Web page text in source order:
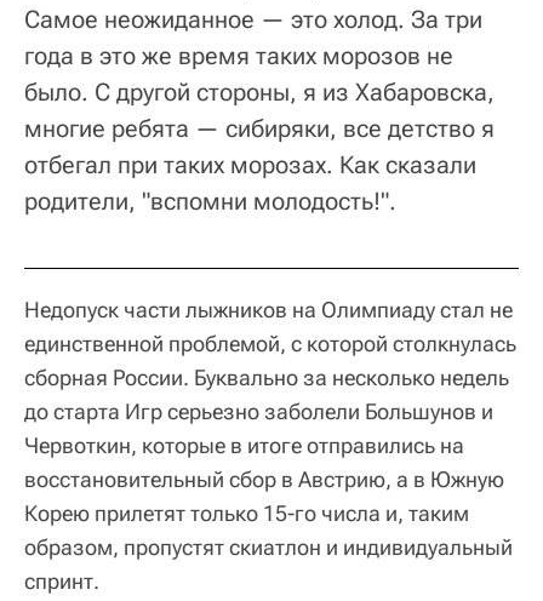
Самое неожиданное — это холод. За три
года в это же время таких морозов не
было. С другой стороны, я из Хабаровска,
многие ребята — сибиряки, все детство я
отбегал при таких морозах. Как сказали
родители, "вспомни молодость!".
Недопуск части лыжников на Олимпиаду стал не
единственной проблемой, с которой столкнулась
сборная России. Буквально за несколько недель
до старта Игр серьезно заболели Большунов и
Червоткин, которые в итоге отправились на
восстановительный сбор в Австрию, а в Южную
Корею прилетят только 15-го числа и, таким
образом, пропустят скиатлон и индивидуальный
спринт.